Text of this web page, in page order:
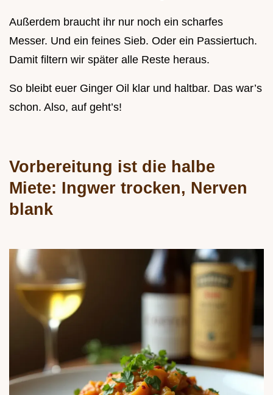
Außerdem braucht ihr nur noch ein scharfes
Messer. Und ein feines Sieb. Oder ein Passiertuch.
Damit filtern wir später alle Reste heraus.
So bleibt euer Ginger Oil klar und haltbar. Das war’s
schon. Also, auf geht’s!
Vorbereitung ist die halbe
Miete: Ingwer trocken, Nerven
blank